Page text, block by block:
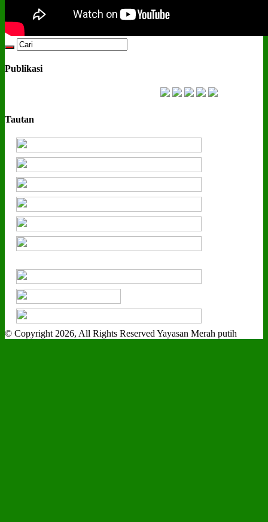
Publikasi
Tautan
© Copyright 2026, All Rights Reserved Yayasan Merah putih